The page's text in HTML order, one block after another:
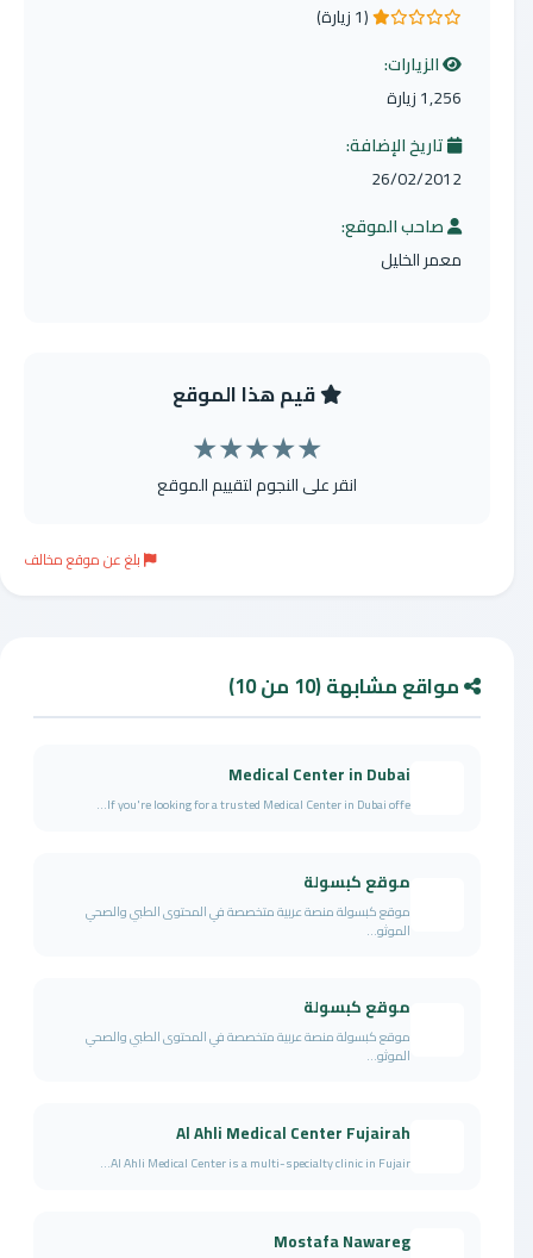
1.0 من 5 نجوم
(1 زيارة)
الزيارات:
1,256 زيارة
تاريخ الإضافة:
26/02/2012
صاحب الموقع:
معمر الخليل
قيم هذا الموقع
★
★
★
★
★
انقر على النجوم لتقييم الموقع
بلغ عن موقع مخالف
مواقع مشابهة (10 من 10)
Medical Center in Dubai
If you're looking for a trusted Medical Center in Dubai offe...
موقع كبسولة
موقع كبسولة منصة عربية متخصصة في المحتوى الطبي والصحي
الموثو...
موقع كبسولة
موقع كبسولة منصة عربية متخصصة في المحتوى الطبي والصحي
الموثو...
Al Ahli Medical Center Fujairah
Al Ahli Medical Center is a multi-specialty clinic in Fujair...
Mostafa Nawareg